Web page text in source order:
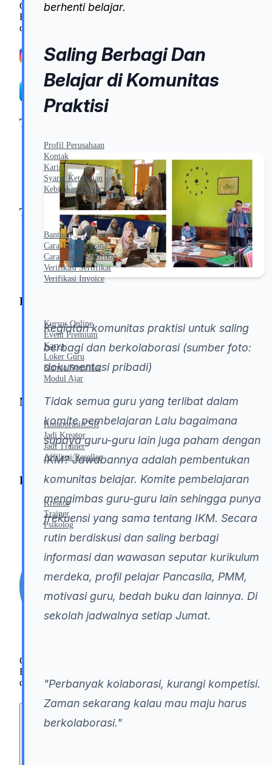
berhenti belajar.
Saling Berbagi Dan
Belajar di Komunitas
Praktisi
Kegiatan komunitas praktisi untuk saling
berbagi dan berkolaborasi (sumber foto:
dokumentasi pribadi)
Tidak semua guru yang terlibat dalam
komite pembelajaran Lalu bagaimana
supaya guru-guru lain juga paham dengan
IKM? Jawabannya adalah pembentukan
komunitas belajar. Komite pembelajaran
mengimbas guru-guru lain sehingga punya
frekuensi yang sama tentang IKM. Secara
rutin berdiskusi dan saling berbagi
informasi dan wawasan seputar kurikulum
merdeka, profil pelajar Pancasila, PMM,
motivasi guru, bedah buku dan lainnya. Di
sekolah jadwalnya setiap Jumat.
"Perbanyak kolaborasi, kurangi kompetisi.
Zaman sekarang kalau mau maju harus
berkolaborasi."
GuruInovatif.id adalah Platform Online Learning
Bersertifikat untuk Guru. Bangun keterampilan mengajar
dengan kursus, webinar, dan sertifikat.
Tentang
Profil Perusahaan
Kontak
Karir
Syarat Ketentuan
Kebijakan Privacy
Tutorial
Bantuan
Cara Pembayaran
Cara Dapat Sertifikat
Verifikasi Sertifikat
Verifikasi Invoice
Produk
Kursus Online
Event Premium
Karya
Loker Guru
Semua Sertifikat
Modul Ajar
Mitra
Kolaborasi CSR
Jadi Kreator
Jadi Trainer
Affiliasi/Reseller
Eksplor
Kreator
Trainer
Psikolog
GuruInovatif.id adalah Platform Online Learning
Bersertifikat untuk Guru. Bangun keterampilan mengajar
dengan kursus, webinar, dan sertifikat.
TENTANG